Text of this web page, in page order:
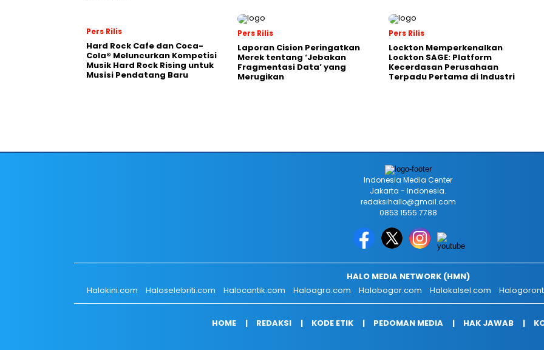
Pers Rilis
Hard Rock Cafe dan Coca-
Cola® Meluncurkan Kompetisi
Musik Hard Rock Rising untuk
Musisi Pendatang Baru
Pers Rilis
Laporan Cision Peringatkan
Merek tentang ‘Jebakan
Fragmentasi Data’ yang
Merugikan
Pers Rilis
Lockton Memperkenalkan
Lockton SAGE: Platform
Kecerdasan Perusahaan
Terpadu Pertama di Industri
Indonesia Media Center
Jakarta - Indonesia.
redaksihallo@gmail.com
0853 1555 7788
HALO MEDIA NETWORK (HMN)
Halokini.com
Haloselebriti.com Halocantik.com Haloagro.com Halobogor.com Halokalsel.com
HOME REDAKSI KODE ETIK PEDOMAN MEDIA HAK JAWAB